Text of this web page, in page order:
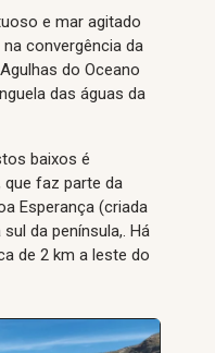
e mar agitado
convergência da
do Oceano
das águas da
baixos é
faz parte da
Esperança (criada
da península,. Há
de 2 km a leste do